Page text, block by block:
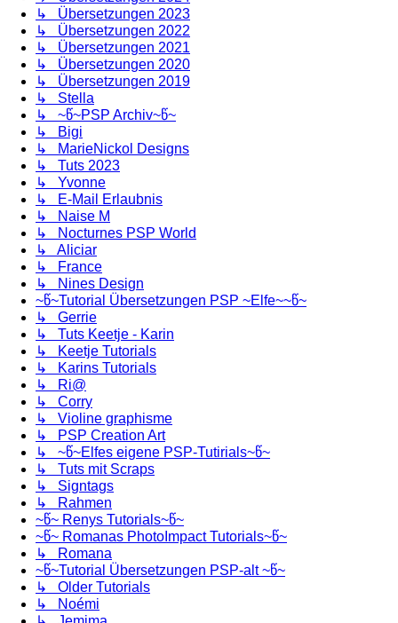
↳ Übersetzungen 2023
↳ Übersetzungen 2022
↳ Übersetzungen 2021
↳ Übersetzungen 2020
↳ Übersetzungen 2019
↳ Stella
↳ ~წ~PSP Archiv~წ~
↳ Bigi
↳ MarieNickol Designs
↳ Tuts 2023
↳ Yvonne
↳ E-Mail Erlaubnis
↳ Naise M
↳ Nocturnes PSP World
↳ Aliciar
↳ France
↳ Nines Design
~წ~Tutorial Übersetzungen PSP ~Elfe~~წ~
↳ Gerrie
↳ Tuts Keetje - Karin
↳ Keetje Tutorials
↳ Karins Tutorials
↳ Ri@
↳ Corry
↳ Violine graphisme
↳ PSP Creation Art
↳ ~წ~Elfes eigene PSP-Tutirials~წ~
↳ Tuts mit Scraps
↳ Signtags
↳ Rahmen
~წ~ Renys Tutorials~წ~
~წ~ Romanas PhotoImpact Tutorials~წ~
↳ Romana
~წ~Tutorial Übersetzungen PSP-alt ~წ~
↳ Older Tutorials
↳ Noémi